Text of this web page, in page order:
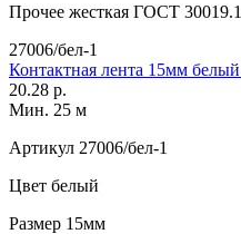
Прочее жесткая ГОСТ
27006/бел-1
Контактная лента 15мм белый
20.28 р.
Мин. 25 м
Артикул 27006/бел-1
Цвет белый
Размер 15мм